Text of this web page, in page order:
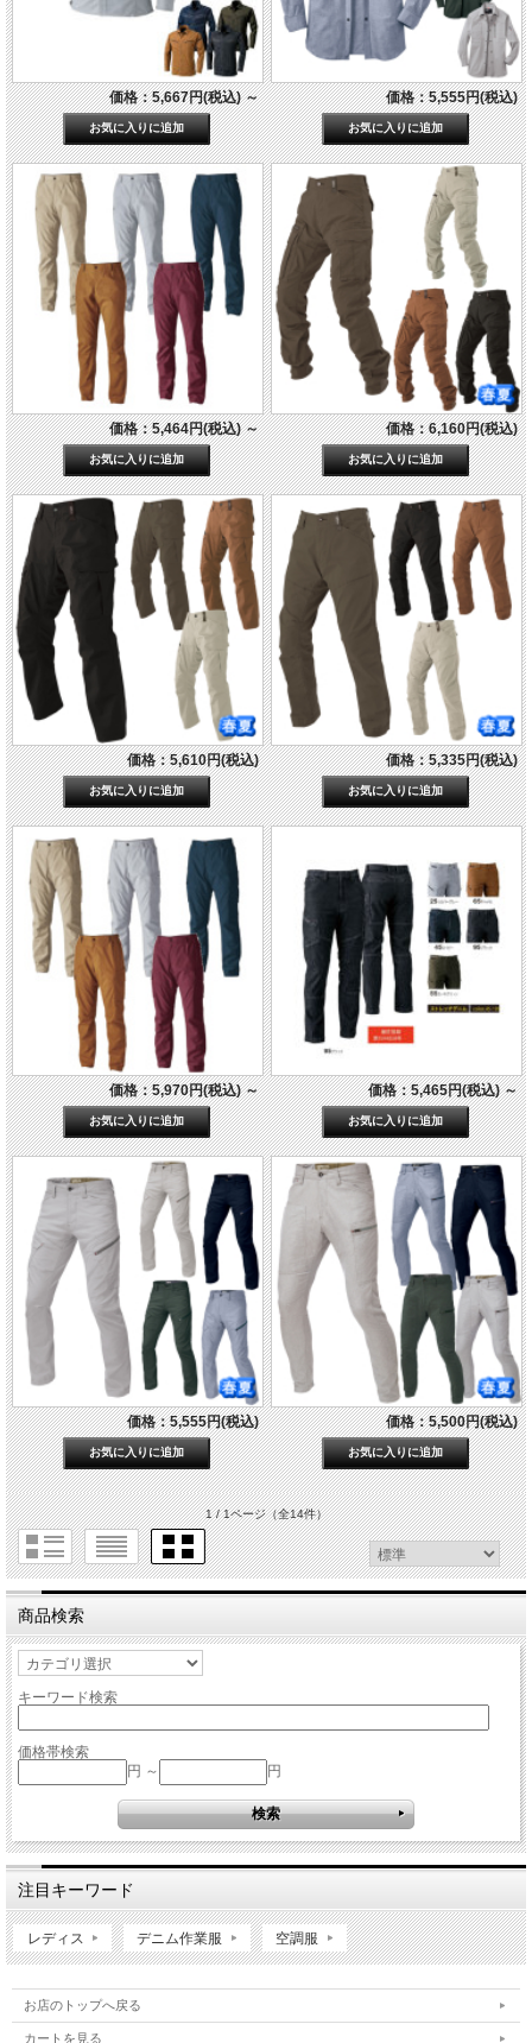
価格：5,667円(税込)～ 価格：5,555円(税込)
価格：5,464円(税込)～ 価格：6,160円(税込)
価格：5,610円(税込) 価格：5,335円(税込)
価格：5,970円(税込)～ 価格：5,465円(税込)～
価格：5,555円(税込) 価格：5,500円(税込)
1 / 1ページ（全14件）
商品検索
キーワード検索
価格帯検索
円 ～
円
注目キーワード
レディス デニム作業服 空調服
お店のトップへ戻る
カートを見る